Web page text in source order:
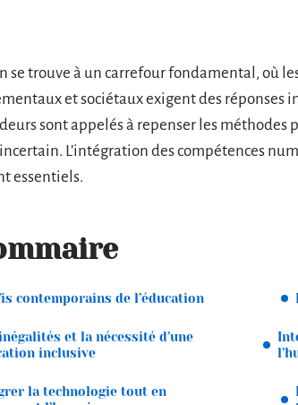
se trouve à un carrefour fondamental, où
et sociétaux exigent des réponses
sont appelés à repenser les méthodes
L’intégration des compétences
essentiels.
contemporains de l’éducation
et la nécessité d’une
inclusive
la technologie tout en